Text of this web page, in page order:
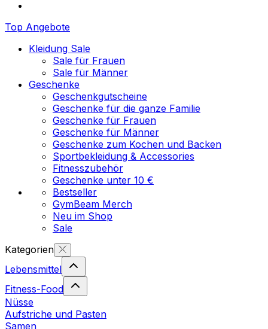
Top Angebote
Kleidung Sale
Sale für Frauen
Sale für Männer
Geschenke
Geschenkgutscheine
Geschenke für die ganze Familie
Geschenke für Frauen
Geschenke für Männer
Geschenke zum Kochen und Backen
Sportbekleidung & Accessories
Fitnesszubehör
Geschenke unter 10 €
Bestseller
GymBeam Merch
Neu im Shop
Sale
Kategorien
Lebensmittel
Fitness-Food
Nüsse
Aufstriche und Pasten
Samen